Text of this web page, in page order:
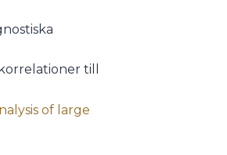
till
of large